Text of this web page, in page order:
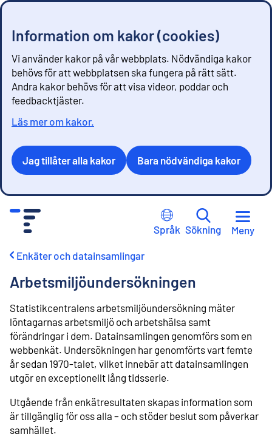
Information om kakor (cookies)
Vi använder kakor på vår webbplats. Nödvändiga kakor
behövs för att webbplatsen ska fungera på rätt sätt.
Andra kakor behövs för att visa videor, poddar och
feedbacktjäster.
Läs mer om kakor.
Jag tillåter alla kakor Bara nödvändiga kakor
Språk Sökning Meny
Enkäter och datainsamlingar
Arbetsmiljöundersökningen
Statistikcentralens arbetsmiljöundersökning mäter
löntagarnas arbetsmiljö och arbetshälsa samt
förändringar i dem. Datainsamlingen genomförs som en
webbenkät. Undersökningen har genomförts vart femte
år sedan 1970-talet, vilket innebär att datainsamlingen
utgör en exceptionellt lång tidsserie.
Utgående från enkätresultaten skapas information som
är tillgänglig för oss alla – och stöder beslut som påverkar
samhället.